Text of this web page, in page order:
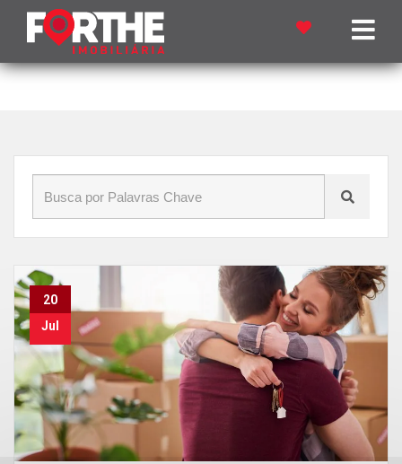
Início»Blog » Minha Casa Minha Vida
20
Jul